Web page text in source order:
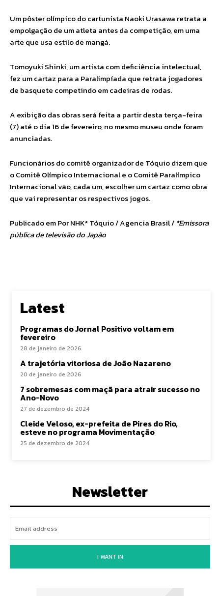
Um pôster olímpico do cartunista Naoki Urasawa retrata a
empolgação de um atleta antes da competição, em uma
arte que usa estilo de mangá.
Tomoyuki Shinki, um artista com deficiência intelectual,
fez um cartaz para a Paralimpíada que retrata jogadores
de basquete competindo em cadeiras de rodas.
A exibição das obras será feita a partir desta terça-feira
(7) até o dia 16 de fevereiro, no mesmo museu onde foram
anunciadas.
Funcionários do comitê organizador de Tóquio dizem que
o Comitê Olímpico Internacional e o Comitê Paralímpico
Internacional vão, cada um, escolher um cartaz como obra
que vai representar os respectivos jogos.
Publicado em Por NHK* Tóquio / Agencia Brasil / *Emissora
pública de televisão do Japão
Latest
Programas do Jornal Positivo voltam em
fevereiro
28 de janeiro de 2026
A trajetória vitoriosa de João Nazareno
20 de janeiro de 2026
7 sobremesas com maçã para atrair sucesso no
Ano-Novo
27 de dezembro de 2024
Cleide Veloso, ex-prefeita de Pires do Rio,
esteve no programa Movimentação
25 de dezembro de 2024
Newsletter
I WANT IN